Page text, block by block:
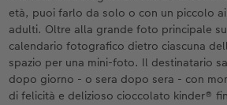
Storie dei clienti
Coffeetable Book
Poster su forex
Mosaico
Idee regalo
Buono regalo CEWE
età, puoi farlo da solo o con un piccolo
adulti. Oltre alla grande foto principale
calendario fotografico dietro ciascuna
spazio per una mini-foto. Il destinatario
dopo giorno - o sera dopo sera - con
di felicità e delizioso cioccolato kinder®